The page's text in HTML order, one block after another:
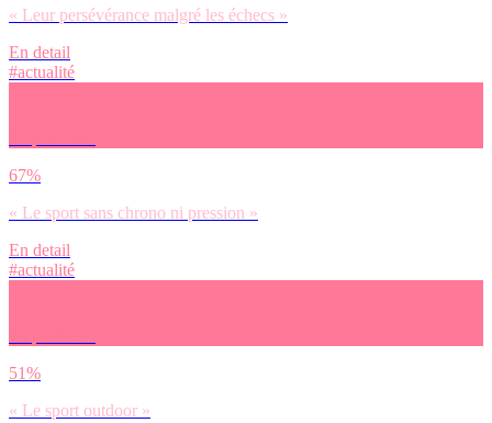
« Leur persévérance malgré les échecs »
En detail
#actualité
67%
« Le sport sans chrono ni pression »
En detail
#actualité
51%
« Le sport outdoor »